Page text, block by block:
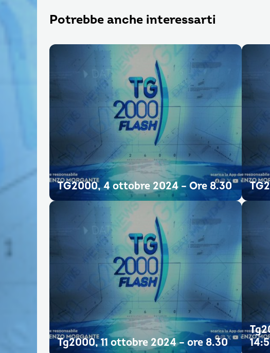
Potrebbe anche interessarti
TG2000, 4 ottobre 2024 – Ore 8.30
Tg2000, 11 ottobre 2024 – ore 8.30